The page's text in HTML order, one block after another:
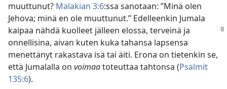
muuttunut? Malakian 3:6:ssa sanotaan: ”Minä olen
Jehova; minä en ole muuttunut.” Edelleenkin Jumala
kaipaa nähdä kuolleet jälleen elossa, terveinä ja
onnellisina, aivan kuten kuka tahansa lapsensa
menettänyt rakastava isä tai äiti. Erona on tietenkin se,
että Jumalalla on voimaatoteuttaa tahtonsa (Psalmit
135:6).